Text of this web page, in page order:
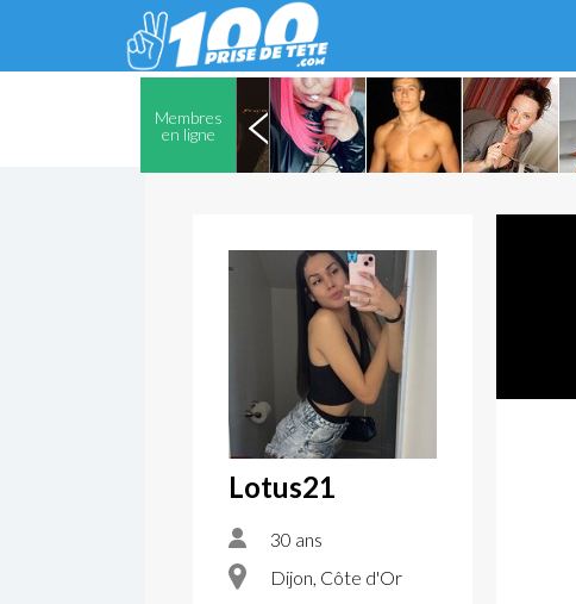
Membres
en ligne
Lotus21
30 ans
Dijon, Côte d'Or